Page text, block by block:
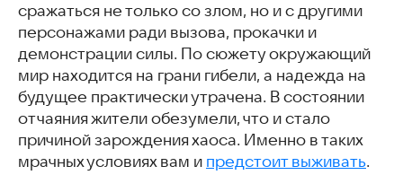
сражаться не только со злом, но и с другими
персонажами ради вызова, прокачки и
демонстрации силы. По сюжету окружающий
мир находится на грани гибели, а надежда на
будущее практически утрачена. В состоянии
отчаяния жители обезумели, что и стало
причиной зарождения хаоса. Именно в таких
мрачных условиях вам и предстоит выживать.